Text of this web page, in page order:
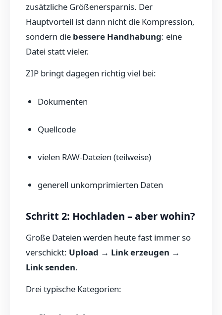
zusätzliche Größenersparnis. Der
Hauptvorteil ist dann nicht die Kompression,
sondern die bessere Handhabung: eine
Datei statt vieler.
ZIP bringt dagegen richtig viel bei:
Dokumenten
Quellcode
vielen RAW-Dateien (teilweise)
generell unkomprimierten Daten
Schritt 2: Hochladen – aber wohin?
Große Dateien werden heute fast immer so
verschickt: Upload → Link erzeugen →
Link senden.
Drei typische Kategorien: